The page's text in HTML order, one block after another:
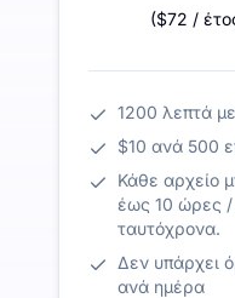
($72 /
1200 λεπτά
$10 ανά 500
Κάθε αρχείο
έως 10 ώρες /
ταυτόχρονα.
Δεν υπάρχει
ανά ημέρα